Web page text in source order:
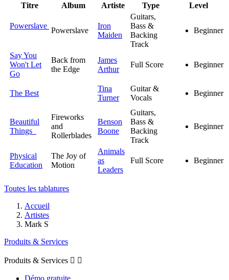
Titre
Album Artiste Type Level
Powerslave
Powerslave
Iron
Maiden
Guitars,
Bass &
Backing
Track
Beginner
Say You
Won't Let
Go
Back from
the Edge
James
Arthur
Full Score Beginner
The Best
Tina
Turner
Guitar &
Vocals
Beginner
Beautiful
Things
Fireworks
and
Rollerblades
Benson
Boone
Guitars,
Bass &
Backing
Track
Beginner
Physical
Education
The Joy of
Motion
Animals
as
Leaders
Full Score Beginner
Toutes les tablatures
Accueil
Artistes
Mark S
Produits & Services
Produits & Services  